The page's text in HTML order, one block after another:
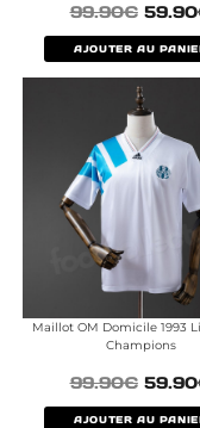
99.90€ 59.90
AJOUTER AU
Maillot OM Domicile 1993
Champions
99.90€ 59.90
AJOUTER AU